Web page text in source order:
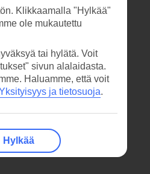
Klikkaamalla "Hylkää"
ole mukautettu
tai hylätä. Voit
sivun alalaidasta.
Haluamme, että voit
ja tietosuoja.
Hylkää